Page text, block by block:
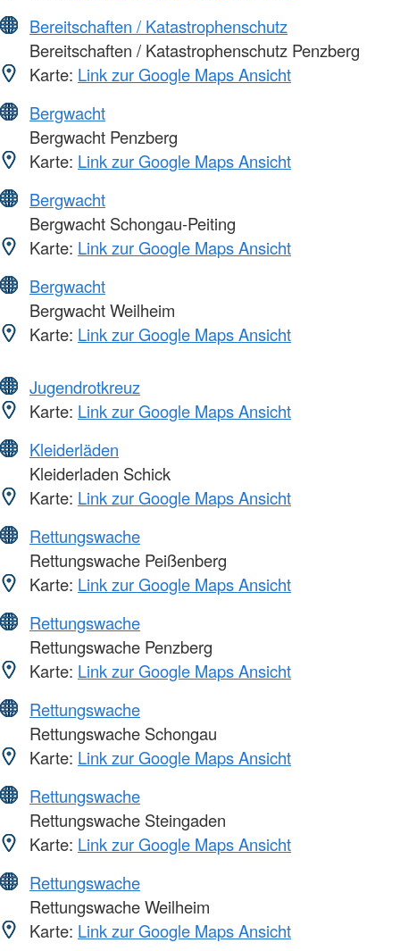
Bereitschaften / Katastrophenschutz
Bereitschaften / Katastrophenschutz Penzberg
Karte: Link zur Google Maps Ansicht
Bergwacht
Bergwacht Penzberg
Karte: Link zur Google Maps Ansicht
Bergwacht
Bergwacht Schongau-Peiting
Karte: Link zur Google Maps Ansicht
Bergwacht
Bergwacht Weilheim
Karte: Link zur Google Maps Ansicht
Jugendrotkreuz
Karte: Link zur Google Maps Ansicht
Kleiderläden
Kleiderladen Schick
Karte: Link zur Google Maps Ansicht
Rettungswache
Rettungswache Peißenberg
Karte: Link zur Google Maps Ansicht
Rettungswache
Rettungswache Penzberg
Karte: Link zur Google Maps Ansicht
Rettungswache
Rettungswache Schongau
Karte: Link zur Google Maps Ansicht
Rettungswache
Rettungswache Steingaden
Karte: Link zur Google Maps Ansicht
Rettungswache
Rettungswache Weilheim
Karte: Link zur Google Maps Ansicht